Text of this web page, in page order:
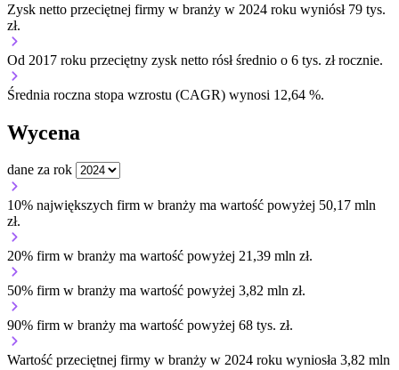
Zysk netto przeciętnej firmy w branży w 2024 roku wyniósł 79 tys.
zł.
Od 2017 roku przeciętny zysk netto rósł średnio o 6 tys. zł rocznie.
Średnia roczna stopa wzrostu (CAGR) wynosi 12,64 %.
Wycena
dane za rok
10% największych firm w branży ma wartość powyżej 50,17 mln
zł.
20% firm w branży ma wartość powyżej 21,39 mln zł.
50% firm w branży ma wartość powyżej 3,82 mln zł.
90% firm w branży ma wartość powyżej 68 tys. zł.
Wartość przeciętnej firmy w branży w 2024 roku wyniosła 3,82 mln